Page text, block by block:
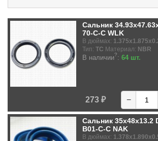
Сальник
70-C-C WLK
В дюймах:
Тип: TC Материал: NBR
В наличии?: 64 шт.
273 ₽ −
Сальник 35x48x13.2
B01-C-C NAK
В дюймах: